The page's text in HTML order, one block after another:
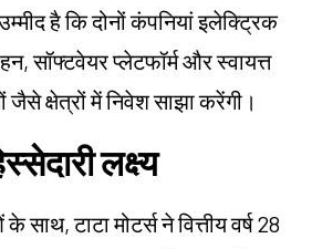
है कि दोनों कंपनियां इलेक्ट्रिक
सॉफ्टवेयर प्लेटफॉर्म और स्वायत्त
जैसे क्षेत्रों में निवेश साझा करेंगी।
लक्ष्य
टाटा मोटर्स ने वित्तीय वर्ष 28